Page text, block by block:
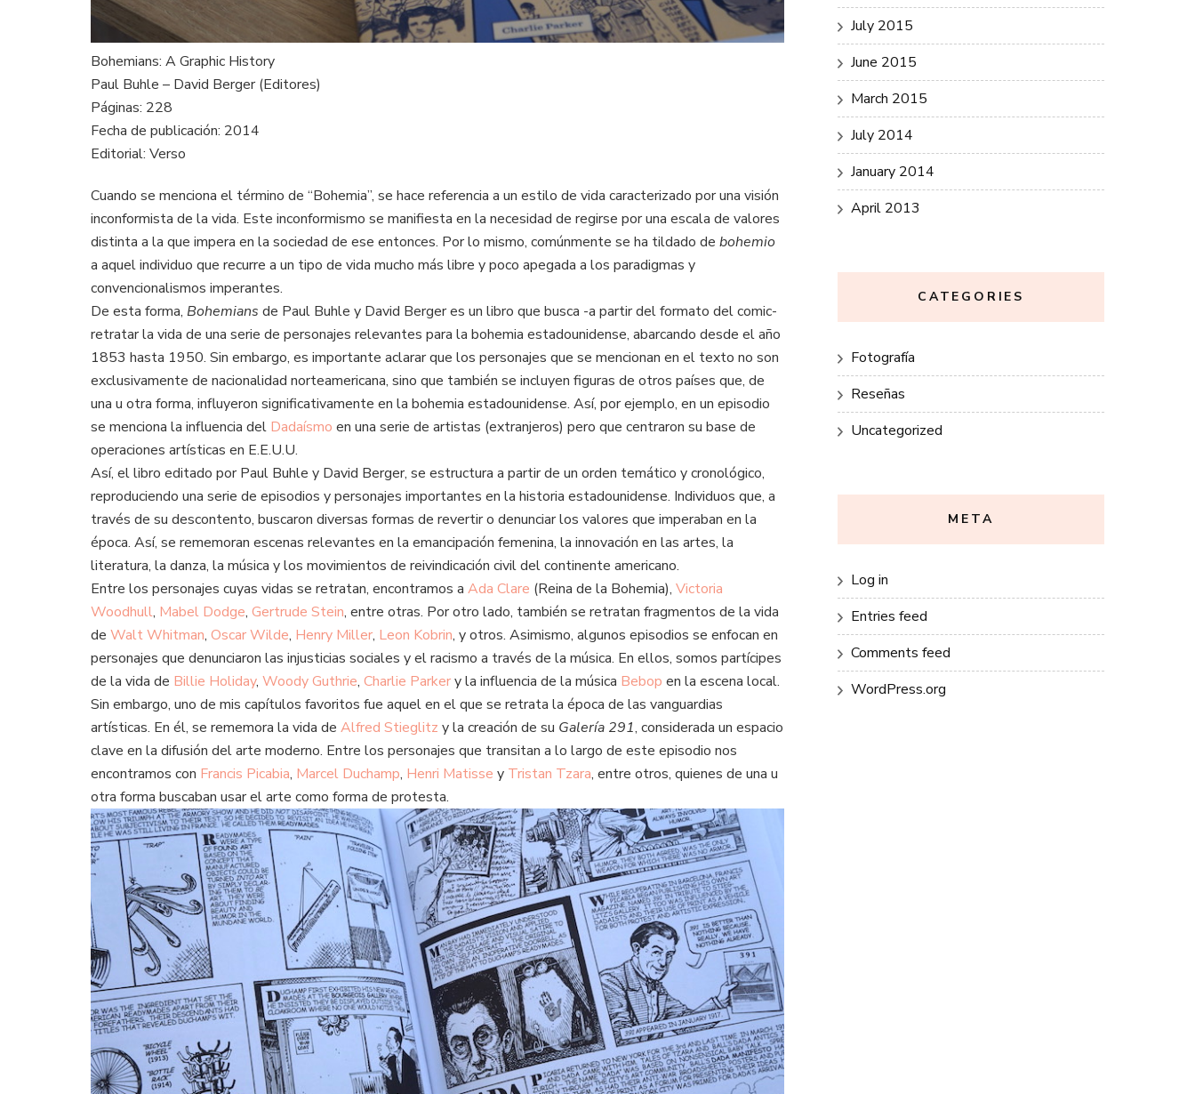
Bohemians: A Graphic History
Paul Buhle – David Berger (Editores)
Páginas: 228
Fecha de publicación: 2014
Editorial: Verso
Cuando se menciona el término de “Bohemia”, se hace referencia a un estilo de vida caracterizado por una visión
inconformista de la vida. Este inconformismo se manifiesta en la necesidad de regirse por una escala de valores
distinta a la que impera en la sociedad de ese entonces. Por lo mismo, comúnmente se ha tildado de bohemio
a aquel individuo que recurre a un tipo de vida mucho más libre y poco apegada a los paradigmas y
convencionalismos imperantes.
De esta forma, Bohemians de Paul Buhle y David Berger es un libro que busca -a partir del formato del comic-
retratar la vida de una serie de personajes relevantes para la bohemia estadounidense, abarcando desde el año
1853 hasta 1950. Sin embargo, es importante aclarar que los personajes que se mencionan en el texto no son
exclusivamente de nacionalidad norteamericana, sino que también se incluyen figuras de otros países que, de
una u otra forma, influyeron significativamente en la bohemia estadounidense. Así, por ejemplo, en un episodio
se menciona la influencia del Dadaísmo en una serie de artistas (extranjeros) pero que centraron su base de
operaciones artísticas en E.E.U.U.
Así, el libro editado por Paul Buhle y David Berger, se estructura a partir de un orden temático y cronológico,
reproduciendo una serie de episodios y personajes importantes en la historia estadounidense. Individuos que, a
través de su descontento, buscaron diversas formas de revertir o denunciar los valores que imperaban en la
época. Así, se rememoran escenas relevantes en la emancipación femenina, la innovación en las artes, la
literatura, la danza, la música y los movimientos de reivindicación civil del continente americano.
Entre los personajes cuyas vidas se retratan, encontramos a Ada Clare (Reina de la Bohemia), Victoria
Woodhull, Mabel Dodge, Gertrude Stein, entre otras. Por otro lado, también se retratan fragmentos de la vida
de Walt Whitman, Oscar Wilde, Henry Miller, Leon Kobrin, y otros. Asimismo, algunos episodios se enfocan en
personajes que denunciaron las injusticias sociales y el racismo a través de la música. En ellos, somos partícipes
de la vida de Billie Holiday, Woody Guthrie, Charlie Parkery la influencia de la música Bebop en la escena local.
Sin embargo, uno de mis capítulos favoritos fue aquel en el que se retrata la época de las vanguardias
artísticas. En él, se rememora la vida de Alfred Stieglitz y la creación de su Galería 291, considerada un espacio
clave en la difusión del arte moderno. Entre los personajes que transitan a lo largo de este episodio nos
encontramos con Francis Picabia, Marcel Duchamp, Henri Matisse y Tristan Tzara, entre otros, quienes de una u
otra forma buscaban usar el arte como forma de protesta.
July 2015
June 2015
March 2015
July 2014
January 2014
April 2013
CATEGORIES
Fotografía
Reseñas
Uncategorized
META
Log in
Entries feed
Comments feed
WordPress.org